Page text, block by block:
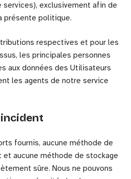
exclusivement afin de
présente politique.
respectives et pour les
les principales personnes
aux données des Utilisateurs
les agents de notre service
fournis, aucune méthode de
aucune méthode de stockage
sûre. Nous ne pouvons